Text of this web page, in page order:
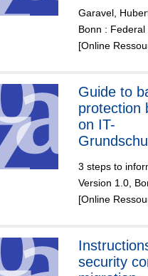
Garavel,
Bonn :
[Online
Guide to
protection
on IT-
3 steps to
Version 1.0,
[Online
security